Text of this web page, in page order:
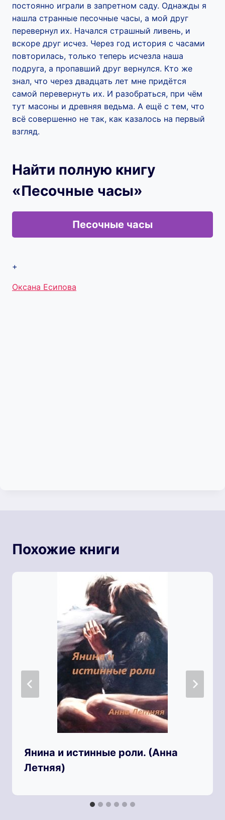
постоянно играли в запретном саду. Однажды я
нашла странные песочные часы, а мой друг
перевернул их. Начался страшный ливень, и
вскоре друг исчез. Через год история с часами
повторилась, только теперь исчезла наша
подруга, а пропавший друг вернулся. Кто же
знал, что через двадцать лет мне придётся
самой перевернуть их. И разобраться, при чём
тут масоны и древняя ведьма. А ещё с тем, что
всё совершенно не так, как казалось на первый
взгляд.
Найти полную книгу
«Песочные часы»
Песочные часы
+
Метки
Оксана Есипова
Похожие книги
Янина и истинные роли. (Анна
Летняя)